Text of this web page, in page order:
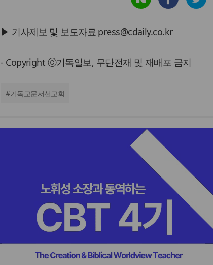
▶ 기사제보 및 보도자료 press@cdaily.co.kr
- Copyright ⓒ기독일보, 무단전재 및 재배포 금지
#기독교문서선교회